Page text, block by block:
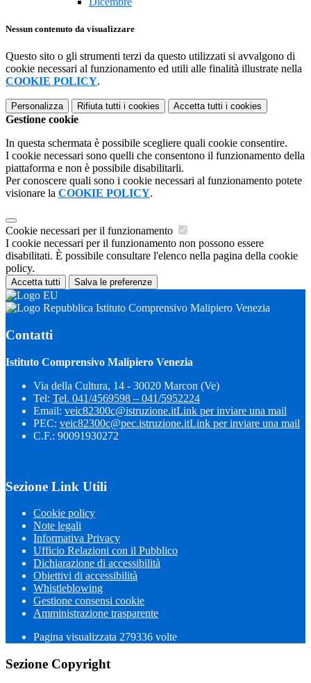
Nessun contenuto da visualizzare
Questo sito o gli strumenti terzi da questo utilizzati si avvalgono di
cookie necessari al funzionamento ed utili alle finalità illustrate nella
COOKIE POLICY.
Personalizza Rifiuta tutti i cookies Accetta tutti i cookies
Gestione cookie
In questa schermata è possibile scegliere quali cookie consentire.
I cookie necessari sono quelli che consentono il funzionamento della
piattaforma e non è possibile disabilitarli.
Per conoscere quali sono i cookie necessari al funzionamento potete
visionare la COOKIE POLICY.
Cookie necessari per il funzionamento
I cookie necessari per il funzionamento non possono essere
disabilitati. È possibile consultare l'elenco nella pagina della cookie
policy.
Accetta tutti Salva le preferenze
Istituto Comprensivo Malipiero Venezia
Contatti
Istituto Comprensivo Malipiero Venezia
Via della Cultura, 14 - 30020 Marcon (Ve)
Tel: Tel. 041/4569598 – 041/5952224
Email: veic82300c@istruzione.itLink per inviare una mail
PEC: veic82300c@pec.istruzione.itLink per inviare una mail
C.F.: 90091930272
Sezione Link Utili
Cookie policy
Note legali
Informativa Privacy
Ufficio Relazioni con il Pubblico
Dichiarazione di accessibilità
Obiettivi di accessibilità
Whistleblowing
Gestione consensi cookie
Amministrazione trasparente
Pagina visualizzata 279336 volte
Sezione Copyright